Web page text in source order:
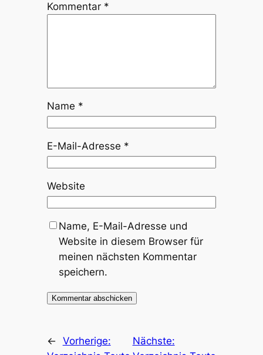
Kommentar *
Name *
E-Mail-Adresse *
Website
Name, E-Mail-Adresse und
Website in diesem Browser für
meinen nächsten Kommentar
speichern.
← Vorherige:
Nächste: